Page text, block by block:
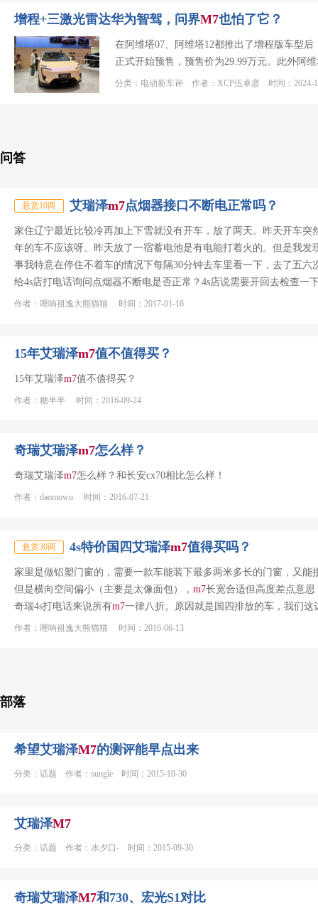
增程+三激光雷达华为智驾，问界M7也怕了它？
在阿维塔07、阿维塔12都推出了增程版车型
正式开始预售，预售价为29.99万元。此外阿
分类：电动新车评 作者：XCP伍卓彦 时间：2024-
问答
悬赏10两 艾瑞泽m7点烟器接口不断电正常吗？
家住辽宁最近比较冷再加上下雪就没有开车，放了两天。昨天开车
年的车不应该呀。昨天放了一宿蓄电池是有电能打着火的。但是我
事我特意在停住不着车的情况下每隔30分钟去车里看一下，去了五
给4s店打电话询问点烟器不断电是否正常？4s店说需要开回去检查一
作者：哩响祖逸大熊猫猫 时间：2017-01-16
15年艾瑞泽m7值不值得买？
15年艾瑞泽m7值不值得买？
作者：糖半半 时间：2016-09-24
奇瑞艾瑞泽m7怎么样？
奇瑞艾瑞泽m7怎么样？和长安cx70相比怎么样！
作者：daomowu 时间：2016-07-21
悬赏30两 4s特价国四艾瑞泽m7值得买吗？
家里是做铝塑门窗的，需要一款车能装下最多两米多长的门窗，又
但是横向空间偏小（主要是太像面包）， m7长宽合适但高度差点意
奇瑞4s打电话来说所有m7一律八折。原因就是国四排放的车，我们
作者：哩响祖逸大熊猫猫 时间：2016-06-13
部落
希望艾瑞泽M7的测评能早点出来
分类：话题 作者：sungle 时间：2015-10-30
艾瑞泽M7
分类：话题 作者：水夕口- 时间：2015-09-30
奇瑞艾瑞泽M7和730、宏光S1对比